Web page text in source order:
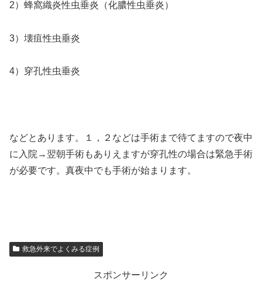
2）蜂窩織炎性虫垂炎（化膿性虫垂炎）
3）壊疽性虫垂炎
4）穿孔性虫垂炎
などとあります。１，２などは手術まで待てますので夜中
に入院→翌朝手術もありえますが穿孔性の場合は緊急手術
が必要です。真夜中でも手術が始まります。
救急外来でよくみる症例
スポンサーリンク